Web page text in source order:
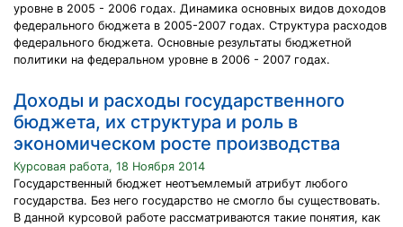
уровне в 2005 - 2006 годах. Динамика основных видов доходов
федерального бюджета в 2005-2007 годах. Структура расходов
федерального бюджета. Основные результаты бюджетной
политики на федеральном уровне в 2006 - 2007 годах.
Доходы и расходы государственного
бюджета, их структура и роль в
экономическом росте производства
Курсовая работа, 18 Ноября 2014
Государственный бюджет неотъемлемый атрибут любого
государства. Без него государство не смогло бы существовать.
В данной курсовой работе рассматриваются такие понятия, как